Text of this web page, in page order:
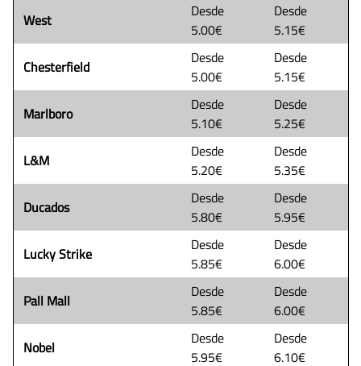
West
Desde
5.00€
Desde
5.15€
Chesterfield
Desde
5.00€
Desde
5.15€
Marlboro
Desde
5.10€
Desde
5.25€
L&M
Desde
5.20€
Desde
5.35€
Ducados
Desde
5.80€
Desde
5.95€
Lucky Strike
Desde
5.85€
Desde
6.00€
Pall Mall
Desde
5.85€
Desde
6.00€
Nobel
Desde
5.95€
Desde
6.10€